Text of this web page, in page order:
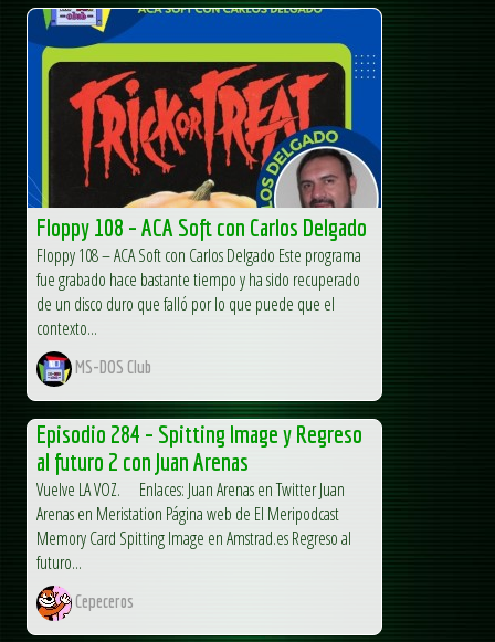
Floppy 108 – ACA Soft con Carlos Delgado
Floppy 108 – ACA Soft con Carlos Delgado Este programa
fue grabado hace bastante tiempo y ha sido recuperado
de un disco duro que falló por lo que puede que el
contexto...
MS-DOS Club
Episodio 284 – Spitting Image y Regreso
al futuro 2 con Juan Arenas
Vuelve LA VOZ. Enlaces: Juan Arenas en Twitter Juan
Arenas en Meristation Página web de El Meripodcast
Memory Card Spitting Image en Amstrad.es Regreso al
futuro...
Cepeceros